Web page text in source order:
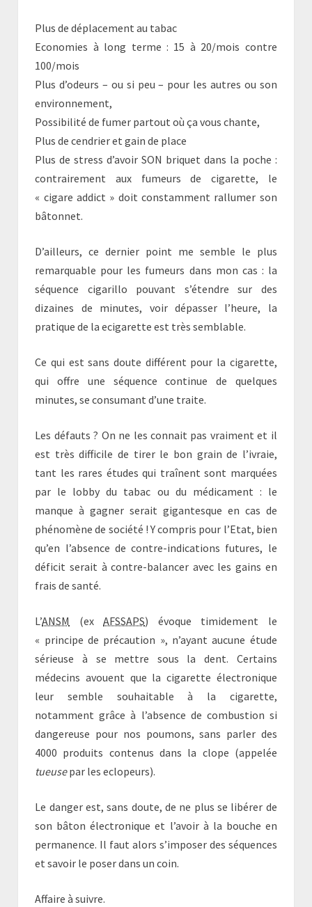
Plus de déplacement au tabac
Economies à long terme : 15 à 20/mois contre
100/mois
Plus d’odeurs – ou si peu – pour les autres ou son
environnement,
Possibilité de fumer partout où ça vous chante,
Plus de cendrier et gain de place
Plus de stress d’avoir SON briquet dans la poche :
contrairement aux fumeurs de cigarette, le
« cigare addict » doit constamment rallumer son
bâtonnet.
D’ailleurs, ce dernier point me semble le plus
remarquable pour les fumeurs dans mon cas : la
séquence cigarillo pouvant s’étendre sur des
dizaines de minutes, voir dépasser l’heure, la
pratique de la ecigarette est très semblable.
Ce qui est sans doute différent pour la cigarette,
qui offre une séquence continue de quelques
minutes, se consumant d’une traite.
Les défauts ? On ne les connait pas vraiment et il
est très difficile de tirer le bon grain de l’ivraie,
tant les rares études qui traînent sont marquées
par le lobby du tabac ou du médicament : le
manque à gagner serait gigantesque en cas de
phénomène de société ! Y compris pour l’Etat, bien
qu’en l’absence de contre-indications futures, le
déficit serait à contre-balancer avec les gains en
frais de santé.
L’ANSM (exAFSSAPS) évoque timidement le
« principe de précaution », n’ayant aucune étude
sérieuse à se mettre sous la dent. Certains
médecins avouent que la cigarette électronique
leur semble souhaitable à la cigarette,
notamment grâce à l’absence de combustion si
dangereuse pour nos poumons, sans parler des
4000 produits contenus dans la clope (appelée
tueusepar les eclopeurs).
Le danger est, sans doute, de ne plus se libérer de
son bâton électronique et l’avoir à la bouche en
permanence. Il faut alors s’imposer des séquences
et savoir le poser dans un coin.
Affaire à suivre.